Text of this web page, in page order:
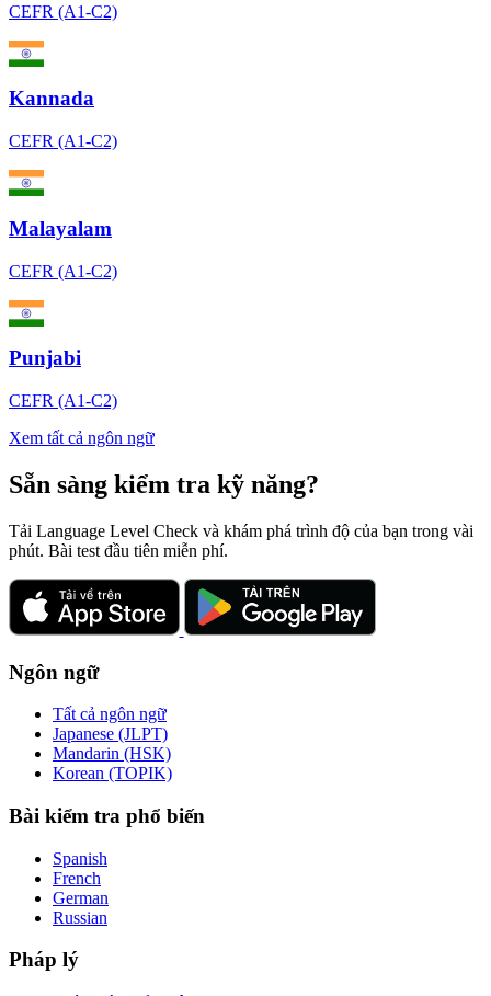
CEFR (A1-C2)
Kannada
CEFR (A1-C2)
Malayalam
CEFR (A1-C2)
Punjabi
CEFR (A1-C2)
Xem tất cả ngôn ngữ
Sẵn sàng kiểm tra kỹ năng?
Tải Language Level Check và khám phá trình độ của bạn trong vài
phút. Bài test đầu tiên miễn phí.
Ngôn ngữ
Tất cả ngôn ngữ
Japanese (JLPT)
Mandarin (HSK)
Korean (TOPIK)
Bài kiểm tra phổ biến
Spanish
French
German
Russian
Pháp lý